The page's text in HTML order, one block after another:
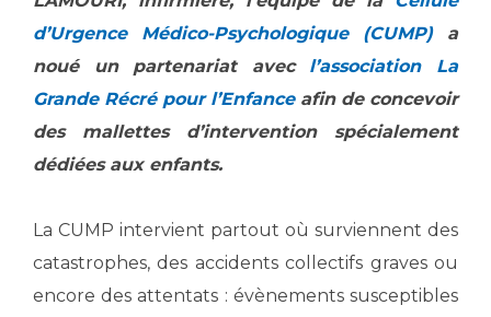
Salon des familles
Transports sanitaires
Vos droits, vos devoirs
Handicap
Pôle Médecine Physique et Réadaptation
Accueil sourds et malentendants
Charte Romain Jacob
Les structures de recherche
Écoles et Instituts de Formation
Plateforme des internes
Professionnels de santé
d’Urgence Médico-Psychologique (CUMP)a
noué un partenariat avec l’association La
Grande Récré pour l’Enfanceafin de concevoir
des mallettes d’intervention spécialement
dédiées aux enfants.
La CUMP intervient partout où surviennent des
catastrophes, des accidents collectifs graves ou
encore des attentats : évènements susceptibles